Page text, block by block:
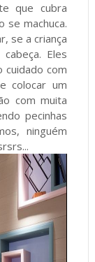
que cubra
se machuca.
se a criança
Eles
com
colocar um
com muita
pecinhas
ninguém